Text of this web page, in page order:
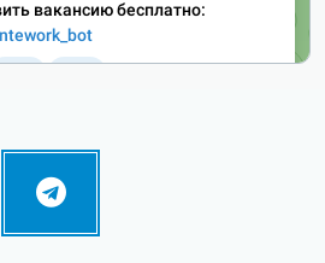
Telegram
Follow